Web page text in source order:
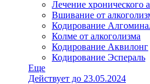
Лечение хронического
Вшивание от
Кодирование
Колме от алкоголизма
Кодирование Аквилонг
Кодирование Эспераль
Еще
Действует до 23.05.2024